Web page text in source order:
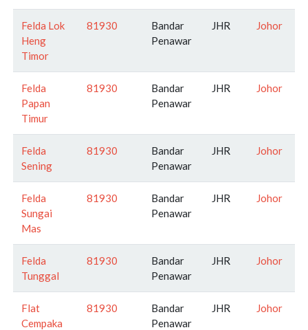
Felda Lok
Heng
Timor
81930
Bandar
Penawar
JHR Johor
Felda
Papan
Timur
81930
Bandar
Penawar
JHR Johor
Felda
Sening
81930
Bandar
Penawar
JHR Johor
Felda
Sungai
Mas
81930
Bandar
Penawar
JHR Johor
Felda
Tunggal
81930
Bandar
Penawar
JHR Johor
Flat
Cempaka
81930
Bandar
Penawar
JHR Johor